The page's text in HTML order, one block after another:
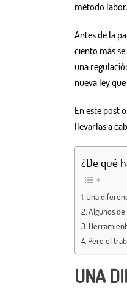
método
Antes de la
ciento más
una
nueva ley
En este post
llevarlas a
¿De qué
Una
Algunos
Pero el
UNA